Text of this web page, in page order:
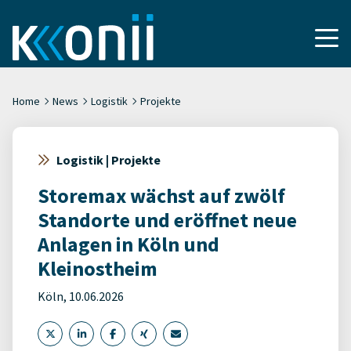
Home News Logistik Projekte
Logistik | Projekte
Storemax wächst auf zwölf
Standorte und eröffnet neue
Anlagen in Köln und
Kleinostheim
Köln, 10.06.2026